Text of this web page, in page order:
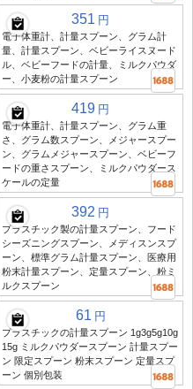
351 円
電子体重計、計量スプーン、グラム計
量、計量スプーン、ベビーライスヌード
ル、ベビーフードの計量、ミルクパウダ
ー、小麦粉の計量スプーン
419 円
電子体重計、計量スプーン、グラム重
さ、グラム数スプーン、メジャースプー
ン、グラムメジャースプーン、ベビーフ
ードの重さスプーン、ミルクパウダース
ケールの定量
392 円
プラスチック製の計量スプーン、フード
シーズニングスプーン、メディスンスプ
ーン、標準グラム計量スプーン、医療用
粉末計量スプーン、定量スプーン、粉ミ
ルクスプーン
61 円
プラスチックの計量スプーン 1g3g5g10g
15g ミルクパウダースプーン 計量スプー
ン 限定スプーン 粉末スプーン 定量スプ
ーン 個別包装